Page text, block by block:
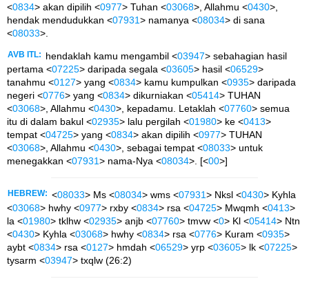
<0834> akan dipilih <0977> Tuhan <03068>, Allahmu <0430>,
hendak mendudukkan <07931> namanya <08034> di sana
<08033>.
AVB ITL: hendaklah kamu mengambil <03947> sebahagian hasil
pertama <07225> daripada segala <03605> hasil <06529>
tanahmu <0127> yang <0834> kamu kumpulkan <0935> daripada
negeri <0776> yang <0834> dikurniakan <05414> TUHAN
<03068>, Allahmu <0430>, kepadamu. Letaklah <07760> semua
itu di dalam bakul <02935> lalu pergilah <01980> ke <0413>
tempat <04725> yang <0834> akan dipilih <0977> TUHAN
<03068>, Allahmu <0430>, sebagai tempat <08033> untuk
menegakkan <07931> nama-Nya <08034>. [<00>]
HEBREW: <08033> Ms <08034> wms <07931> Nksl <0430> Kyhla
<03068> hwhy <0977> rxby <0834> rsa <04725> Mwqmh <0413>
la <01980> tklhw <02935> anjb <07760> tmvw <0> Kl <05414> Ntn
<0430> Kyhla <03068> hwhy <0834> rsa <0776> Kuram <0935>
aybt <0834> rsa <0127> hmdah <06529> yrp <03605> lk <07225>
tysarm <03947> txqlw (26:2)